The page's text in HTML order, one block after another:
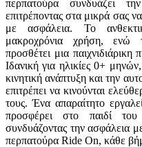
περπατούρα συνδυάζει
επιτρέποντας στα μικρά σας
με ασφάλεια. Το
μακροχρόνια χρήση, ενώ
προσθέτει μια
Ιδανική για ηλικίες 0+
κινητική ανάπτυξη και την
επιτρέπει να κινούνται
τους. Ένα απαραίτητο
προσφέρει στο παιδί
συνδυάζοντας την ασφάλεια
περπατούρα Ride On, κάθε